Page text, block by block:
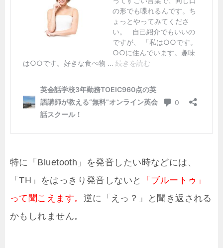
特に「Bluetooth」を発音したい時などには、
「TH」をはっきり発音しないと
「ブルートゥ」
って聞こえます。 逆に「えっ？」と聞き返される
かもしれません。